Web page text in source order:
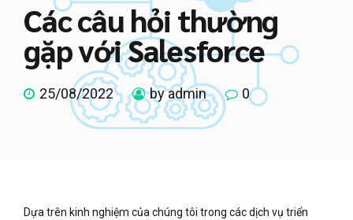
Các câu hỏi thường
gặp với Salesforce
25/08/2022 by admin 0
Dựa trên kinh nghiệm của chúng tôi trong các dịch vụ triển